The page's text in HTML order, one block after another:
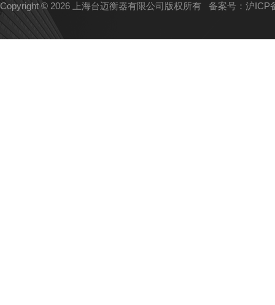
Copyright © 2026 上海台迈衡器有限公司版权所有 备案号：沪ICP